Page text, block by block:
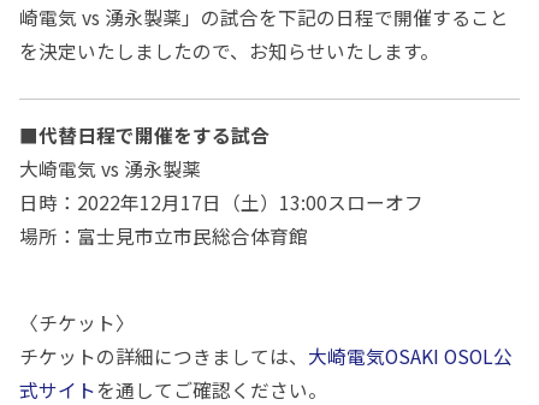
崎電気 vs 湧永製薬」の試合を下記の日程で開催すること
を決定いたしましたので、お知らせいたします。
■代替日程で開催をする試合
大崎電気 vs 湧永製薬
日時：2022年12月17日（土）13:00スローオフ
場所：富士見市立市民総合体育館
〈チケット〉
チケットの詳細につきましては、 大崎電気OSAKI OSOL公
式サイトを通してご確認ください。